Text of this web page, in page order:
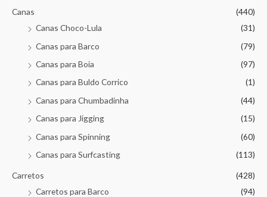
Canas
(440)
Canas Choco-Lula
(31)
Canas para Barco
(79)
Canas para Boia
(97)
Canas para Buldo Corrico
(1)
Canas para Chumbadinha
(44)
Canas para Jigging
(15)
Canas para Spinning
(60)
Canas para Surfcasting
(113)
Carretos
(428)
Carretos para Barco
(94)